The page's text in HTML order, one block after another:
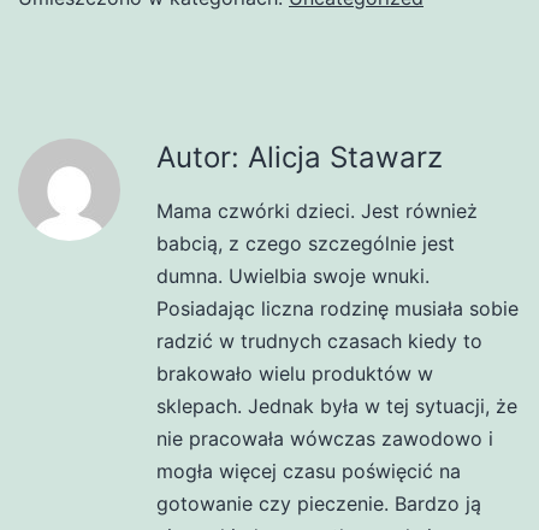
Autor: Alicja Stawarz
Mama czwórki dzieci. Jest również
babcią, z czego szczególnie jest
dumna. Uwielbia swoje wnuki.
Posiadając liczna rodzinę musiała sobie
radzić w trudnych czasach kiedy to
brakowało wielu produktów w
sklepach. Jednak była w tej sytuacji, że
nie pracowała wówczas zawodowo i
mogła więcej czasu poświęcić na
gotowanie czy pieczenie. Bardzo ją